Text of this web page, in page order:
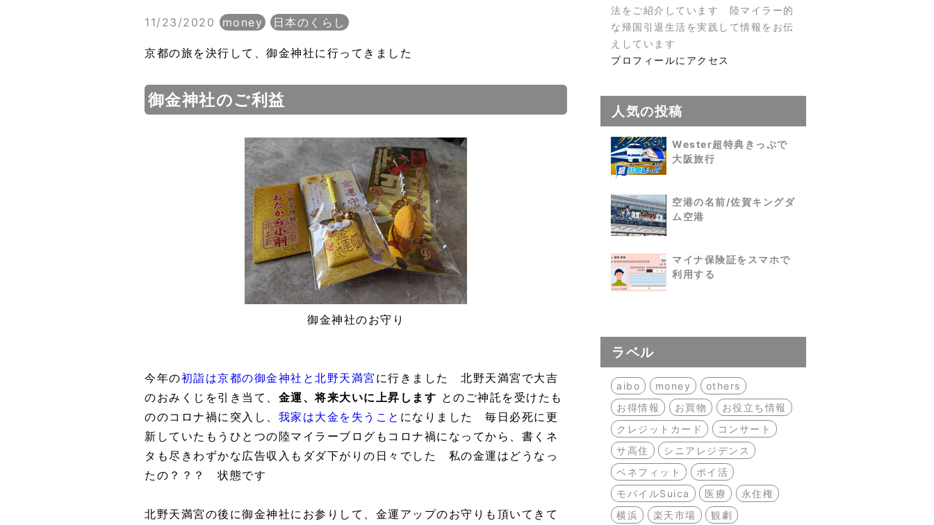
11/23/2020 money 日本のくらし
京都の旅を決行して、御金神社に行ってきました
御金神社のご利益
御金神社のお守り
今年の初詣は京都の御金神社と北野天満宮 に行きました 北野天満宮で大吉
のおみくじを引き当て、 金運、将来大いに上昇します とのご神託を受けたも
ののコロナ禍に突入し、 我家は大金を失うこと になりました 毎日必死に更
新していたもうひとつの陸マイラーブログもコロナ禍になってから、書くネ
タも尽きわずかな広告収入もダダ下がりの日々でした 私の金運はどうなっ
たの？？？ 状態です
北野天満宮の後に御金神社にお参りして、金運アップのお守りも頂いてきて
法をご紹介しています 陸マイラー的
な帰国引退生活を実践して情報をお伝
えしています
プロフィールにアクセス
人気の投稿
Wester超特典きっぷで
大阪旅行
空港の名前/佐賀キングダ
ム空港
マイナ保険証をスマホで
利用する
ラベル
aibo money
others
お得情報
お買物
お役立ち情報
クレジットカード
コンサート
サ高住
シニアレジデンス
ベネフィット
ポイ活
モバイルSuica
医療
永住権
横浜
楽天市場
観劇